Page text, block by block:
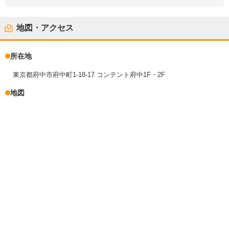
地図・アクセス
所在地
東京都府中市府中町1-18-17 コンテント府中1F・2F
地図